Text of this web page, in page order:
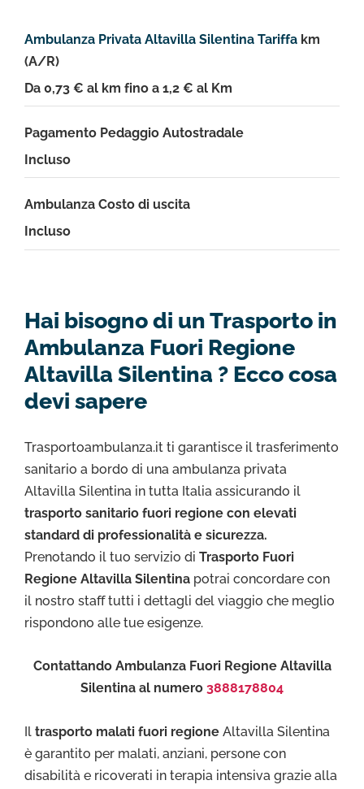
Ambulanza Privata Altavilla Silentina Tariffa km
(A/R)
Da 0,73 € al km fino a 1,2 € al Km
Pagamento Pedaggio Autostradale
Incluso
Ambulanza Costo di uscita
Incluso
Hai bisogno di un Trasporto in
Ambulanza Fuori Regione
Altavilla Silentina ? Ecco cosa
devi sapere
Trasportoambulanza.it ti garantisce il trasferimento
sanitario a bordo di una ambulanza privata
Altavilla Silentina in tutta Italia assicurando il
trasporto sanitario fuori regione con elevati
standard di professionalità e sicurezza.
Prenotando il tuo servizio di Trasporto Fuori
Regione Altavilla Silentina potrai concordare con
il nostro staff tutti i dettagli del viaggio che meglio
rispondono alle tue esigenze.
Contattando Ambulanza Fuori Regione Altavilla
Silentina al numero 3888178804
Il trasporto malati fuori regione Altavilla Silentina
è garantito per malati, anziani, persone con
disabilità e ricoverati in terapia intensiva grazie alla